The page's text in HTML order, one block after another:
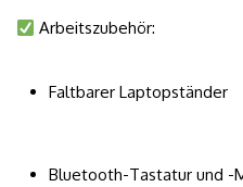
Arbeitszubehör:
Faltbarer Laptopständer
Bluetooth-Tastatur und -